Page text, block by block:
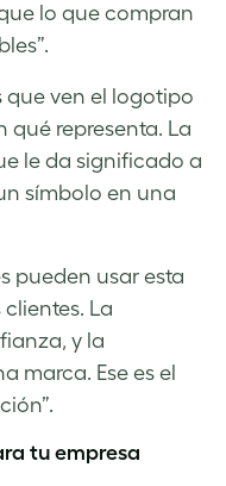
lo que compran
que ven el logotipo
qué representa. La
le da significado a
símbolo en una
pueden usar esta
La
y la
marca. Ese es el
tu empresa